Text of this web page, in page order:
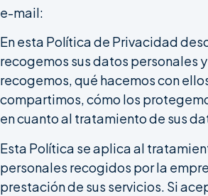
e-mail:
En esta Política de Privacidad
recogemos sus datos personales
recogemos, qué hacemos con
compartimos, cómo los
en cuanto al tratamiento de sus
Esta Política se aplica al
personales recogidos por la
prestación de sus servicios. Si